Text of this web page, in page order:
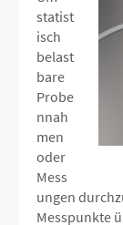
statist
isch
belast
bare
Probe
nnah
men
oder
Mess
ungen
Messpunkte